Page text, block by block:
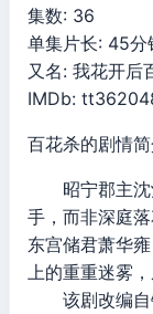
集数: 36
单集片长: 45分
又名: 我花开后
IMDb:
百花杀的剧情简
昭宁郡主沈
手，而非深庭
东宫储君萧华
上的重重迷雾
该剧改编自